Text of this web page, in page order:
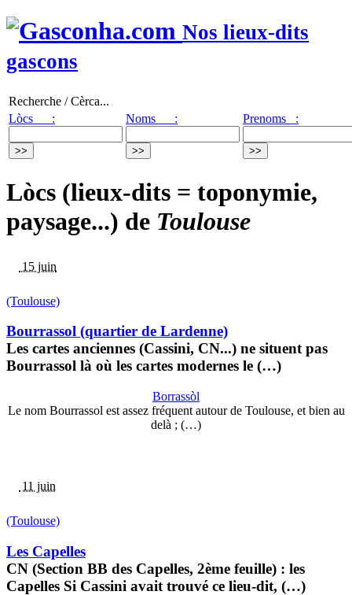
Nos lieux-dits
gascons
Recherche / Cèrca...
Lòcs :
Noms : Prenoms :
Lòcs (lieux-dits = toponymie,
paysage...) de Toulouse
15 juin
(Toulouse)
Bourrassol (quartier de Lardenne)
Les cartes anciennes (Cassini, CN...) ne situent pas
Bourrassol là où les cartes modernes le (…)
Borrassòl
Le nom Bourrassol est assez fréquent autour de Toulouse, et bien au
delà ; (…)
11 juin
(Toulouse)
Les Capelles
CN (Section BB des Capelles, 2ème feuille) : les
Capelles Si Cassini avait trouvé ce lieu-dit, (…)